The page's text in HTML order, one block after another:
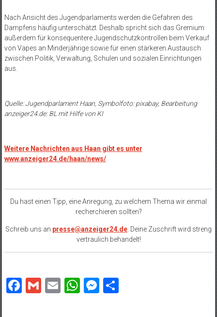
Nach Ansicht des Jugendparlaments werden die Gefahren des
Dampfens häufig unterschätzt. Deshalb spricht sich das Gremium
außerdem für konsequentere Jugendschutzkontrollen beim Verkauf
von Vapes an Minderjährige sowie für einen stärkeren Austausch
zwischen Politik, Verwaltung, Schulen und sozialen Einrichtungen
aus.
Quelle: Jugendparlament Haan, Symbolfoto: pixabay, Bearbeitung
anzeiger24.de: BL mit Hilfe von KI
Weitere Nachrichten aus Haan gibt es unter
www.anzeiger24.de/haan/news/
Du hast einen Tipp, eine Anregung, zu welchem Thema wir einmal
recherchieren sollten?
Schreib uns an presse@anzeiger24.de. Deine Zuschrift wird streng
vertraulich behandelt!
Facebook
GmailEmailWhatsApp
Messenger